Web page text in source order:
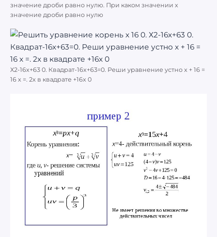
значение дроби равно нулю. При каком значении х
значение дроби равно нулю
Х2-16х+63 0. Квадрат-16х+63=0. Реши уравнение устно x + 16 =
16 x =. 2x в квадрате +16x 0